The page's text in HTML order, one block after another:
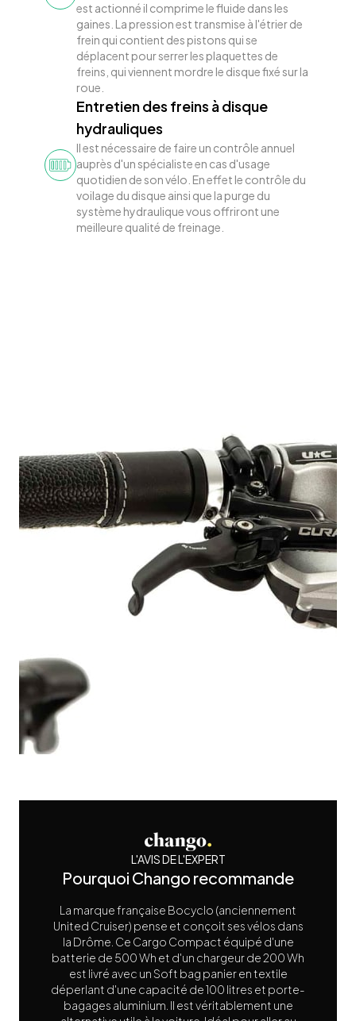
est actionné il comprime le fluide dans les
gaines. La pression est transmise à l'étrier de
frein qui contient des pistons qui se
déplacent pour serrer les plaquettes de
freins, qui viennent mordre le disque fixé sur la
roue.
Entretien des freins à disque
hydrauliques
Il est nécessaire de faire un contrôle annuel
auprès d'un spécialiste en cas d'usage
quotidien de son vélo. En effet le contrôle du
voilage du disque ainsi que la purge du
système hydraulique vous offriront une
meilleure qualité de freinage.
L'AVIS DE L'EXPERT
Pourquoi Chango recommande
La marque française Bocyclo (anciennement
United Cruiser) pense et conçoit ses vélos dans
la Drôme. Ce Cargo Compact équipé d'une
batterie de 500 Wh et d'un chargeur de 200 Wh
est livré avec un Soft bag panier en textile
déperlant d'une capacité de 100 litres et porte-
bagages aluminium. Il est véritablement une